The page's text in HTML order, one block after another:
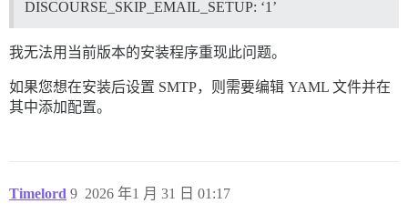
DISCOURSE_SKIP_EMAIL_SETUP: ‘1’
我无法用当前版本的安装程序重现此问题。
如果您想在安装后设置 SMTP，则需要编辑 YAML 文件并在
其中添加配置。
Timelord 2026 年1 月 31 日 01:17
9